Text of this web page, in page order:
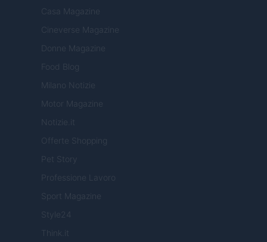
Casa Magazine
Cineverse Magazine
Donne Magazine
Food Blog
Milano Notizie
Motor Magazine
Notizie.it
Offerte Shopping
Pet Story
Professione Lavoro
Sport Magazine
Style24
Think.it